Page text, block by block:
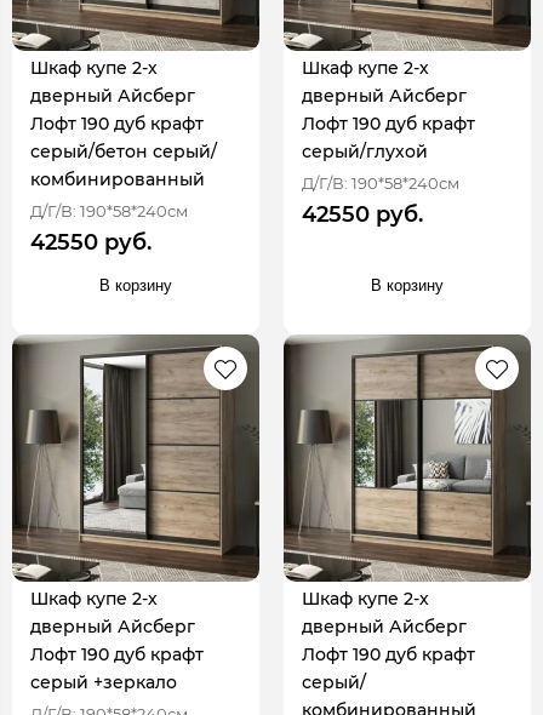
Шкаф купе 2-х
дверный Айсберг
Лофт 190 дуб крафт
серый/бетон серый/
комбинированный
Д/Г/В: 190*58*240см
42550 руб.
В корзину
Шкаф купе 2-х
дверный Айсберг
Лофт 190 дуб крафт
серый/глухой
Д/Г/В: 190*58*240см
42550 руб.
В корзину
Шкаф купе 2-х
дверный Айсберг
Лофт 190 дуб крафт
серый +зеркало
Шкаф купе 2-х
дверный Айсберг
Лофт 190 дуб крафт
серый/
комбинированный